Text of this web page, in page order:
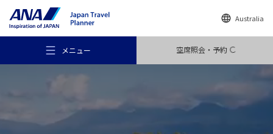
Australia
メニュー 空席照会・予約